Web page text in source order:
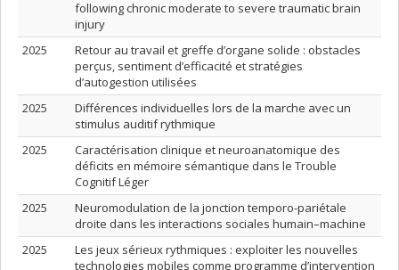
following chronic moderate to severe traumatic brain
injury
2025
Retour au travail et greffe d’organe solide : obstacles
perçus, sentiment d’efficacité et stratégies
d’autogestion utilisées
2025
Différences individuelles lors de la marche avec un
stimulus auditif rythmique
2025
Caractérisation clinique et neuroanatomique des
déficits en mémoire sémantique dans le Trouble
Cognitif Léger
2025
Neuromodulation de la jonction temporo-pariétale
droite dans les interactions sociales humain–machine
2025
Les jeux sérieux rythmiques : exploiter les nouvelles
technologies mobiles comme programme d’intervention